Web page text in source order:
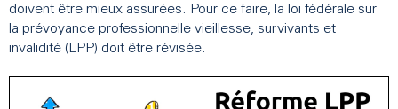
doivent être mieux assurées. Pour ce faire, la loi fédérale sur
la prévoyance professionnelle vieillesse, survivants et
invalidité (LPP) doit être révisée.